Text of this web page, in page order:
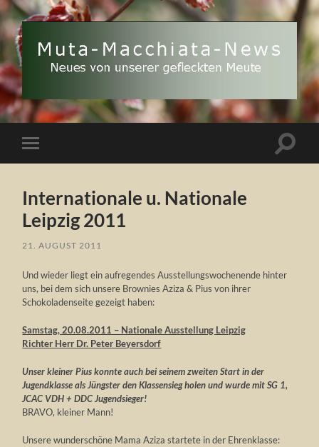
Muta
Macchiata-
News
Mobile-
Menü
Internationale u. Nationale
Leipzig 2011
21. AUGUST 2011
Und wieder liegt ein aufregendes Ausstellungswochenende hinter
uns, bei dem sich unsere Brownies Aziza & Pius von ihrer
Schokoladenseite gezeigt haben:
Samstag, 20.08.2011 – Nationale Ausstellung Leipzig
Richter Herr Dr. Peter Beyersdorf
Unser kleiner Pius konnte auch bei seinem zweiten Start in der
Jugendklasse als Jüngster den Klassensieg holen und wurde mit SG 1,
JCAC VDH + DDC Jugendsieger!
BRAVO, kleiner Mann!
Unsere wunderschöne Mama Aziza startete in der Ehrenklasse: